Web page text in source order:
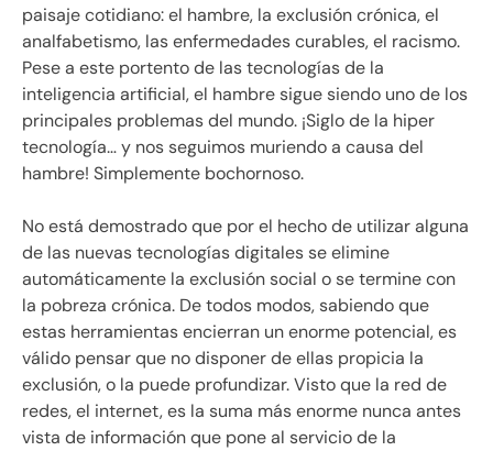
paisaje cotidiano: el hambre, la exclusión crónica, el
analfabetismo, las enfermedades curables, el racismo.
Pese a este portento de las tecnologías de la
inteligencia artificial, el hambre sigue siendo uno de los
principales problemas del mundo. ¡Siglo de la hiper
tecnología… y nos seguimos muriendo a causa del
hambre! Simplemente bochornoso.
No está demostrado que por el hecho de utilizar alguna
de las nuevas tecnologías digitales se elimine
automáticamente la exclusión social o se termine con
la pobreza crónica. De todos modos, sabiendo que
estas herramientas encierran un enorme potencial, es
válido pensar que no disponer de ellas propicia la
exclusión, o la puede profundizar. Visto que la red de
redes, el internet, es la suma más enorme nunca antes
vista de información que pone al servicio de la